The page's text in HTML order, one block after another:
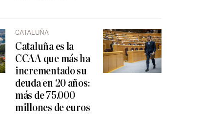
CATALUÑA
Cataluña es la
CCAA que más ha
incrementado su
deuda en 20 años:
más de 75.000
millones de euros